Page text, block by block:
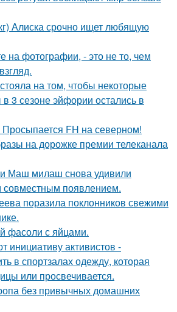
Алиска срочно ищет любящую
на фотографии, - это не то, чем
на том, чтобы некоторые
3 сезоне эйфории остались в
Просыпается FH на северном!
на дорожке премии телеканала
Маш милаш снова удивили
совместным появлением.
поразила поклонников свежими
фасоли с яйцами.
инициативу активистов -
в спортзалах одежду, которая
или просвечивается.
без привычных домашних